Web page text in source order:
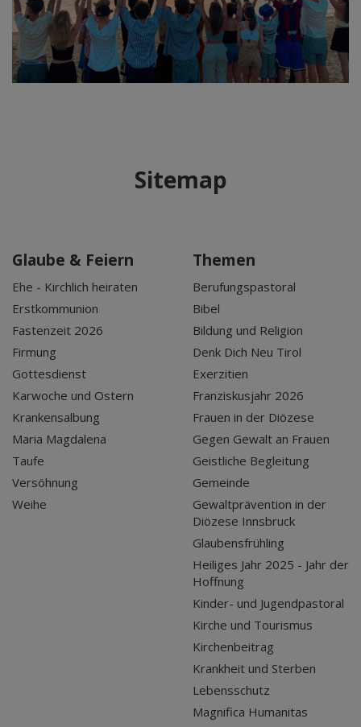
Sitemap
Glaube & Feiern
Ehe - Kirchlich heiraten
Erstkommunion
Fastenzeit 2026
Firmung
Gottesdienst
Karwoche und Ostern
Krankensalbung
Maria Magdalena
Taufe
Versöhnung
Weihe
Themen
Berufungspastoral
Bibel
Bildung und Religion
Denk Dich Neu Tirol
Exerzitien
Franziskusjahr 2026
Frauen in der Diözese
Gegen Gewalt an Frauen
Geistliche Begleitung
Gemeinde
Gewaltprävention in der
Diözese Innsbruck
Glaubensfrühling
Heiliges Jahr 2025 - Jahr der
Hoffnung
Kinder- und Jugendpastoral
Kirche und Tourismus
Kirchenbeitrag
Krankheit und Sterben
Lebensschutz
Magnifica Humanitas